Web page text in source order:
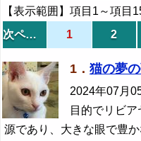
【表示範囲】項目1～項目
次ページ
1 2
1． 猫の夢
2024年07月
目的でリビ
源であり、大きな眼で豊